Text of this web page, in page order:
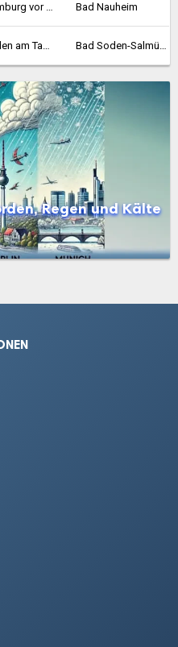
Bad Homburg vor der Höhe Bad Nauheim
Bad Soden am Taunus Bad Soden-Salmünster
Baunatal
Biedenkopf
Borken
Bruchköbel
Buseck
Rhein
Regen und Kälte